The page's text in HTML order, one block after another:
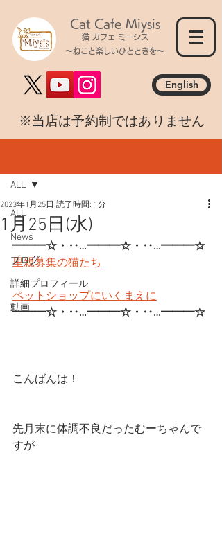
Cat Cafe Miysis
猫 カフェ ミーシス
～ねこと楽しいひとときを～
English
​※当店は予約制ではありません
ALL
News
ブログ
詳細プロフィール
動画
ALL
1月25日(水)
2023年1月25日 読了時間: 1分
━━━☆・‥…━━━☆・‥…━━━☆
里親募集の猫たち
ペットショップにいくまえに
━━━☆・‥…━━━☆・‥…━━━☆
こんばんは！
先月末に体調不良だったむーちゃんで
すが